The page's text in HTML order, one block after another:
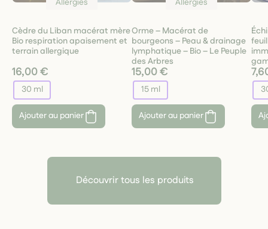
Cèdre du Liban macérat mère
Bio respiration apaisement et
terrain allergique
16,00 €
30 ml
Ajouter au panier
Orme – Macérat de
bourgeons – Peau & drainage
lymphatique – Bio – Le Peuple
des Arbres
15,00 €
15 ml
Ajouter au panier
Découvrir tous les produits